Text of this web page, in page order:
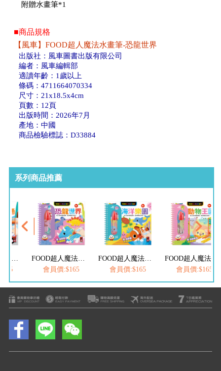
附贈水畫筆*1
■商品規格
【風車】FOOD超人魔法水畫筆-恐龍世界
出版社：風車圖書出版有限公司
編者：風車編輯部
適讀年齡：1歲以上
條碼：4711664070334
尺寸：21x18.5x4cm
頁數：12頁
出版時間：2026年7月
產地：中國
商品檢驗標誌：D33884
系列商品推薦
FOOD超人魔法水畫筆-城市交通
FOOD超人魔法水畫筆-恐龍世界
會員價:$165
FOOD超人魔法水畫筆-海洋樂園
會員價:$165
會員價:$165